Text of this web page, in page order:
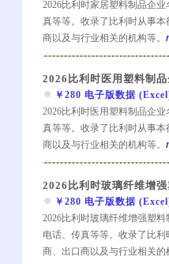
2026比利时家居塑料制品企
真等等。收录了比利时从事
商以及与行业相关的机构等。
2026比利时医用塑料制
￥280 电子版数据
2026比利时医用塑料制品企
真等等。收录了比利时从事
商以及与行业相关的机构等。
2026比利时玻璃纤维增
￥280 电子版数据
2026比利时玻璃纤维增强塑
电话、传真等等。收录了比
商、出口商以及与行业相关的